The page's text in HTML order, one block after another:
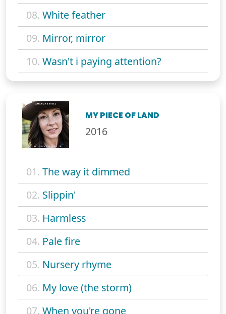
08. White feather
09. Mirror, mirror
10. Wasn't i paying attention?
MY PIECE OF LAND
2016
01. The way it dimmed
02. Slippin'
03. Harmless
04. Pale fire
05. Nursery rhyme
06. My love (the storm)
07. When you're gone